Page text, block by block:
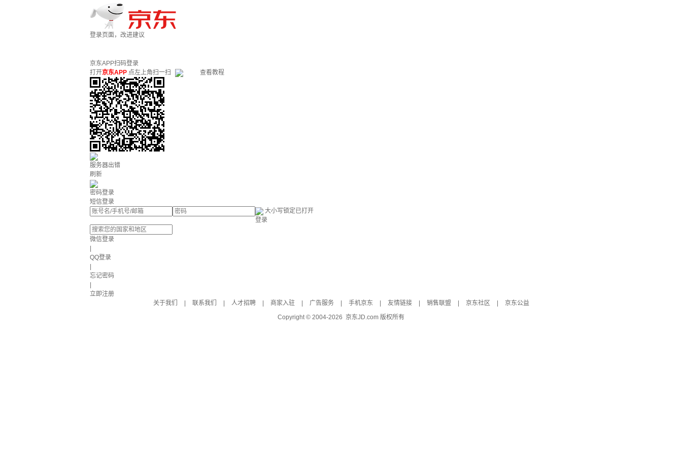
登录页面，改进建议
京东APP扫码登录
打开京东APP 点左上角扫一扫 查看教程
服务器出错
刷新
密码登录
短信登录
大小写锁定已打开
登录
微信登录
QQ登录
忘记密码
立即注册
关于我们
联系我们 人才招聘 商家入驻 广告服务 手机京东 友情链接 销售联盟 京东社区
京东公益
Copyright © 2004-2026 京东JD.com 版权所有